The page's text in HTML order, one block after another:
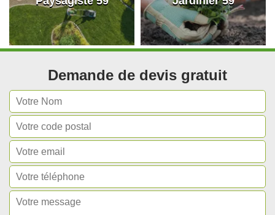
Demande de devis gratuit